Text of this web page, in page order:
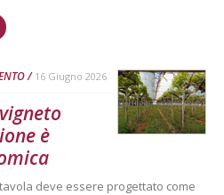
16 Giugno 2026
è
deve essere progettato come